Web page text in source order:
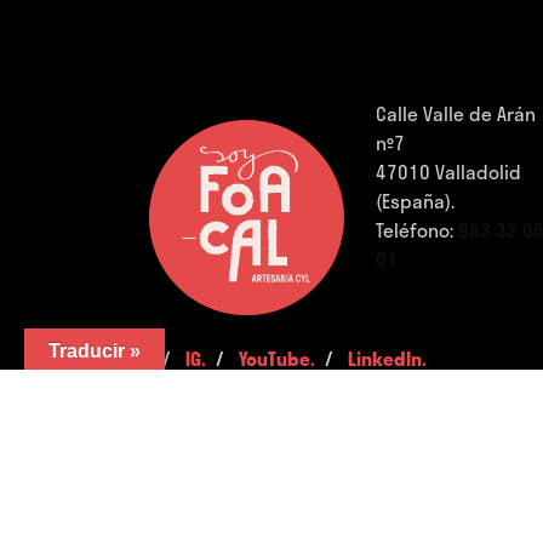
Calle Valle de Arán
nº7
47010 Valladolid
(España).
Teléfono:
FB. /IG. /YouTube. /LinkedIn.
Traducir »